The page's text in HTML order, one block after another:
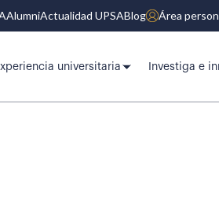
AlumniActualidad UPSABlog Área
universitaria Investiga e